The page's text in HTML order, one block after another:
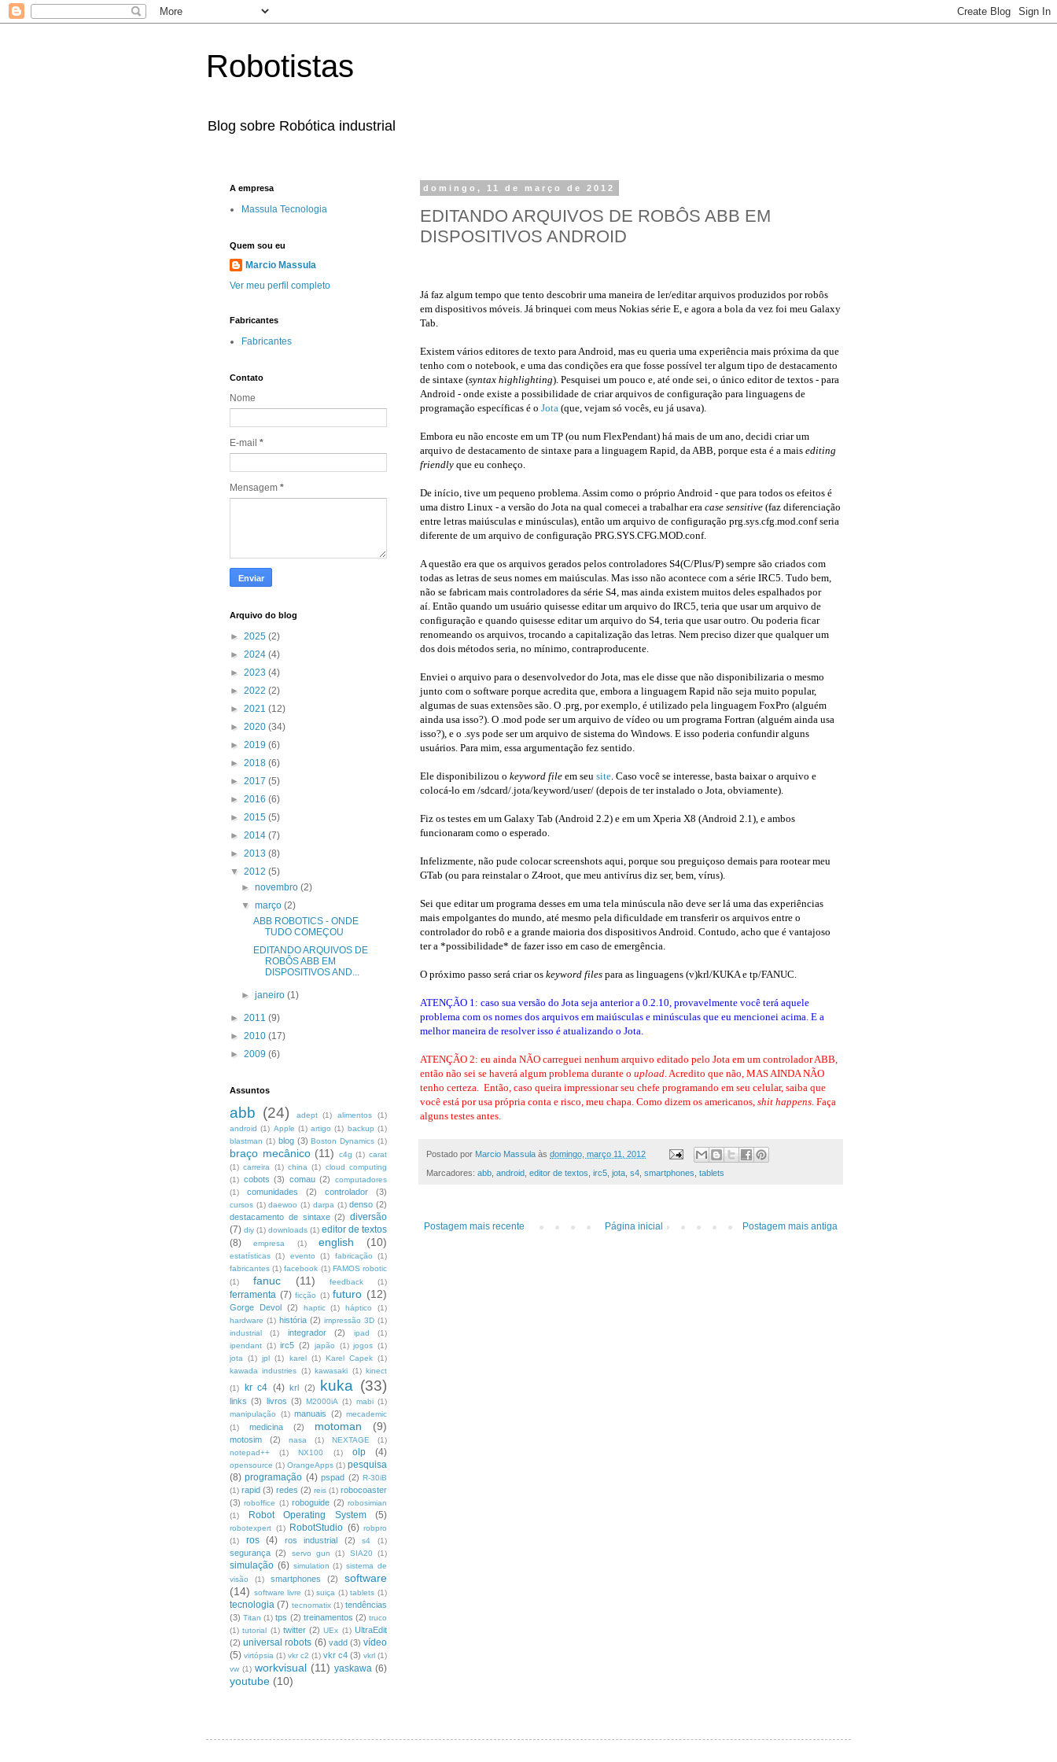
Robotistas
Blog sobre Robótica industrial
domingo, 11 de março de 2012
EDITANDO ARQUIVOS DE ROBÔS ABB EM
DISPOSITIVOS ANDROID
Já faz algum tempo que tento descobrir uma maneira de ler/editar arquivos produzidos por robôs
em dispositivos móveis. Já brinquei com meus Nokias série E, e agora a bola da vez foi meu Galaxy
Tab.
Existem vários editores de texto para Android, mas eu queria uma experiência mais próxima da que
tenho com o notebook, e uma das condições era que fosse possível ter algum tipo de destacamento
de sintaxe (syntax highlighting). Pesquisei um pouco e, até onde sei, o único editor de textos - para
Android - onde existe a possibilidade de criar arquivos de configuração para linguagens de
programação específicas é o Jota (que, vejam só vocês, eu já usava).
Embora eu não encoste em um TP (ou num FlexPendant) há mais de um ano, decidi criar um
arquivo de destacamento de sintaxe para a linguagem Rapid, da ABB, porque esta é a mais editing
friendly que eu conheço.
De início, tive um pequeno problema. Assim como o próprio Android - que para todos os efeitos é
uma distro Linux - a versão do Jota na qual comecei a trabalhar era case sensitive (faz diferenciação
entre letras maiúsculas e minúsculas), então um arquivo de configuração prg.sys.cfg.mod.conf seria
diferente de um arquivo de configuração PRG.SYS.CFG.MOD.conf.
A questão era que os arquivos gerados pelos controladores S4(C/Plus/P) sempre são criados com
todas as letras de seus nomes em maiúsculas. Mas isso não acontece com a série IRC5. Tudo bem,
não se fabricam mais controladores da série S4, mas ainda existem muitos deles espalhados por
aí. Então quando um usuário quisesse editar um arquivo do IRC5, teria que usar um arquivo de
configuração e quando quisesse editar um arquivo do S4, teria que usar outro. Ou poderia ficar
renomeando os arquivos, trocando a capitalização das letras. Nem preciso dizer que qualquer um
dos dois métodos seria, no mínimo, contraproducente.
Enviei o arquivo para o desenvolvedor do Jota, mas ele disse que não disponibilizaria o mesmo
junto com o software porque acredita que, embora a linguagem Rapid não seja muito popular,
algumas de suas extensões são. O .prg, por exemplo, é utilizado pela linguagem FoxPro (alguém
ainda usa isso?). O .mod pode ser um arquivo de vídeo ou um programa Fortran (alguém ainda usa
isso?), e o .sys pode ser um arquivo de sistema do Windows. E isso poderia confundir alguns
usuários. Para mim, essa argumentação fez sentido.
Ele disponibilizou o keyword file em seu site . Caso você se interesse, basta baixar o arquivo e
colocá-lo em /sdcard/.jota/keyword/user/ (depois de ter instalado o Jota, obviamente).
Fiz os testes em um Galaxy Tab (Android 2.2) e em um Xperia X8 (Android 2.1), e ambos
funcionaram como o esperado.
Infelizmente, não pude colocar screenshots aqui, porque sou preguiçoso demais para rootear meu
GTab (ou para reinstalar o Z4root, que meu antivírus diz ser, bem, vírus).
Sei que editar um programa desses em uma tela minúscula não deve ser lá uma das experiências
mais empolgantes do mundo, até mesmo pela dificuldade em transferir os arquivos entre o
controlador do robô e a grande maioria dos dispositivos Android. Contudo, acho que é vantajoso
ter a *possibilidade* de fazer isso em caso de emergência.
O próximo passo será criar os keyword files para as linguagens (v)krl/KUKA e tp/FANUC.
ATENÇÃO 1: caso sua versão do Jota seja anterior a 0.2.10, provavelmente você terá aquele
problema com os nomes dos arquivos em maiúsculas e minúsculas que eu mencionei acima. E a
melhor maneira de resolver isso é atualizando o Jota.
ATENÇÃO 2: eu ainda NÃO carreguei nenhum arquivo editado pelo Jota em um controlador ABB,
então não sei se haverá algum problema durante o upload . Acredito que não, MAS AINDA NÃO
tenho certeza. Então, caso queira impressionar seu chefe programando em seu celular, saiba que
você está por usa própria conta e risco, meu chapa. Como dizem os americanos, shit happens . Faça
alguns testes antes.
Postado por Marcio Massula às domingo, março 11, 2012
Marcadores: abb android editor de textos irc5 jota s4 smartphones tablets
Postagem mais recente Postagem mais antiga
Página inicial
A empresa
Massula Tecnologia
Quem sou eu
Marcio Massula
Ver meu perfil completo
Fabricantes
Fabricantes
Contato
Nome
E-mail *
Mensagem *
Arquivo do blog
► 2025 (2)
► 2024 (4)
► 2023 (4)
► 2022 (2)
► 2021 (12)
► 2020 (34)
► 2019 (6)
► 2018 (6)
► 2017 (5)
► 2016 (6)
► 2015 (5)
► 2014 (7)
► 2013 (8)
▼ 2012 (5)
►novembro(2)
▼março(2)
ABB ROBOTICS - ONDE
TUDO COMEÇOU
EDITANDO ARQUIVOS DE
ROBÔS ABB EM
DISPOSITIVOS AND...
►janeiro(1)
► 2011 (9)
► 2010 (17)
► 2009 (6)
Assuntos
abb (24) adept (1) alimentos
(1)
android (1) Apple (1) artigo (1) backup (1)
blastman (1) blog (3) Boston Dynamics (1)
braço mecânico (11) c4g (1) carat
(1) carreira (1) china (1) cloud computing
(1) cobots (3) comau (2)
computadores
(1)
comunidades (2) controlador (3)
cursos (1) daewoo (1) darpa (1) denso (2)
destacamento de sintaxe (2) diversão
(7) diy (1) downloads (1) editor de textos
(8)
empresa (1) english (10)
estatísticas (1) evento (1) fabricação
(1)
fabricantes (1) facebook (1) FAMOS robotic
(1)
fanuc (11) feedback (1)
ferramenta (7) ficção (1) futuro (12)
Gorge Devol (2) haptic (1) háptico
(1)
hardware (1) história (2) impressão 3D (1)
industrial
(1) integrador (2) ipad
(1)
ipendant (1) irc5 (2) japão (1) jogos (1)
jota
(1) jpl (1) karel (1) Karel Capek (1)
kawada industries (1) kawasaki (1) kinect
(1)
kr c4 (4) krl (2) kuka (33)
links (3) livros (3) M2000iA (1) mabi (1)
manipulação
(1) manuais (2) mecademic
(1)
medicina (2) motoman (9)
motosim (2) nasa (1) NEXTAGE
(1)
notepad++
(1) NX100 (1) olp (4)
opensource (1) OrangeApps (1) pesquisa
(8) programação (4) pspad (2) R-30iB
(1) rapid (3) redes (2) reis (1) robocoaster
(3) roboffice (1) roboguide (2) robosimian
(1)
Robot Operating System (5)
robotexpert (1) RobotStudio (6) robpro
(1)
ros (4) ros industrial (2) s4 (1)
segurança (2) servo gun (1) SIA20 (1)
simulação (6) simulation (1) sistema de
visão
(1) smartphones (2)
software
(14) software livre (1) suiça (1) tablets (1)
tecnologia (7) tecnomatix (1) tendências
(3) Titan (1) tps (2) treinamentos (2) truco
(1) tutorial (1) twitter (2) UEx (1) UltraEdit
(2) universal robots (6) vadd (3) vídeo
(5) virtópsia (1) vkr c2 (1) vkr c4 (3) vkrl (1)
vw (1) workvisual (11) yaskawa (6)
youtube (10)